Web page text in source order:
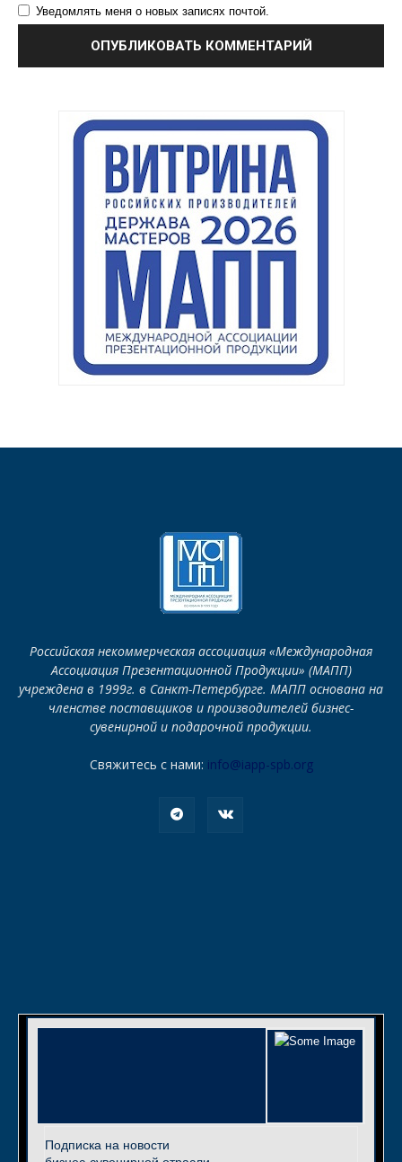
Уведомлять меня о новых записях почтой.
Российская некоммерческая ассоциация «Международная
Ассоциация Презентационной Продукции» (МАПП)
учреждена в 1999г. в Санкт-Петербурге. МАПП основана на
членстве поставщиков и производителей бизнес-
сувенирной и подарочной продукции.
Свяжитесь с нами: info@iapp-spb.org
Подписка на новости